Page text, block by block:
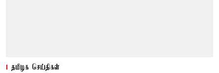
தமிழக செய்திகள்